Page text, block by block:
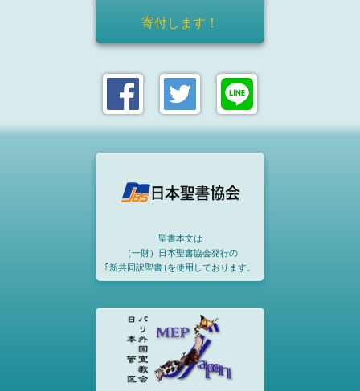
寄付します！
聖書本文は
（一財）日本聖書協会発行の
｢新共同訳聖書｣を使用しております。